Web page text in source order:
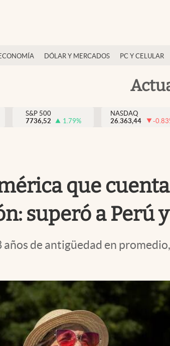
DÓLAR Y MERCADOS PC Y CELULAR
S&P 500
7736,52
1.79%
NASDAQ
26.363,44
-0.83
que
superó a Perú
años de antigüedad en